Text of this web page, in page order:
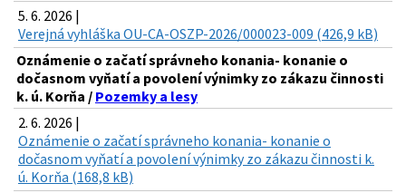
5. 6. 2026 |
Verejná vyhláška OU-CA-OSZP-2026/000023-009 (426,9 kB)
Oznámenie o začatí správneho konania- konanie o
dočasnom vyňatí a povolení výnimky zo zákazu činnosti
k. ú. Korňa / Pozemky a lesy
2. 6. 2026 |
Oznámenie o začatí správneho konania- konanie o
dočasnom vyňatí a povolení výnimky zo zákazu činnosti k.
ú. Korňa (168,8 kB)